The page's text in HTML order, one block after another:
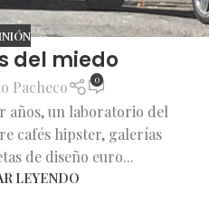
del miedo
Pacheco 0
años, un laboratorio del
cafés hipster, galerías
de diseño euro...
LEYENDO